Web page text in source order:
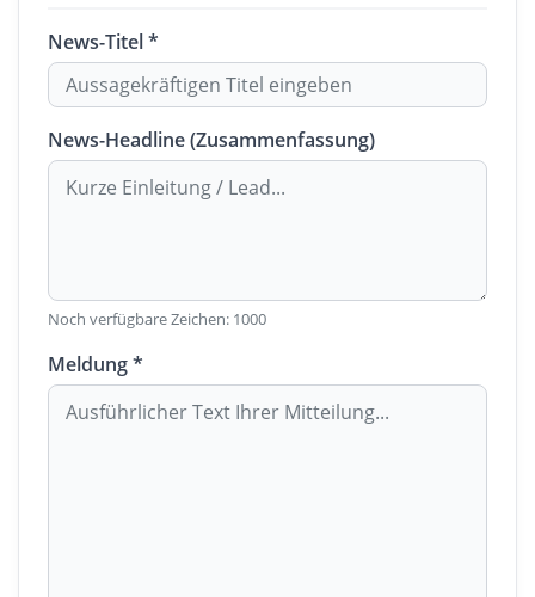
News-Titel *
News-Headline (Zusammenfassung)
Noch verfügbare Zeichen: 1000
Meldung *